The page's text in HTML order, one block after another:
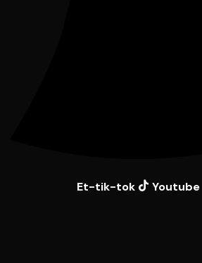
Et-tik-tok Youtube